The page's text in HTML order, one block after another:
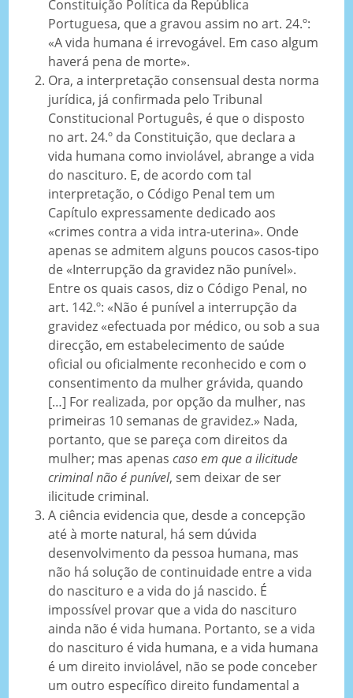
Constituição Política da República
Portuguesa, que a gravou assim no art. 24.º:
«A vida humana é irrevogável. Em caso algum
haverá pena de morte».
Ora, a interpretação consensual desta norma
jurídica, já confirmada pelo Tribunal
Constitucional Português, é que o disposto
no art. 24.º da Constituição, que declara a
vida humana como inviolável, abrange a vida
do nascituro. E, de acordo com tal
interpretação, o Código Penal tem um
Capítulo expressamente dedicado aos
«crimes contra a vida intra-uterina». Onde
apenas se admitem alguns poucos casos-tipo
de «Interrupção da gravidez não punível».
Entre os quais casos, diz o Código Penal, no
art. 142.º: «Não é punível a interrupção da
gravidez «efectuada por médico, ou sob a sua
direcção, em estabelecimento de saúde
oficial ou oficialmente reconhecido e com o
consentimento da mulher grávida, quando
[…] For realizada, por opção da mulher, nas
primeiras 10 semanas de gravidez.» Nada,
portanto, que se pareça com direitos da
mulher; mas apenascaso em que a ilicitude
criminal não é punível, sem deixar de ser
ilicitude criminal.
A ciência evidencia que, desde a concepção
até à morte natural, há sem dúvida
desenvolvimento da pessoa humana, mas
não há solução de continuidade entre a vida
do nascituro e a vida do já nascido. É
impossível provar que a vida do nascituro
ainda não é vida humana. Portanto, se a vida
do nascituro é vida humana, e a vida humana
é um direito inviolável, não se pode conceber
um outro específico direito fundamental a